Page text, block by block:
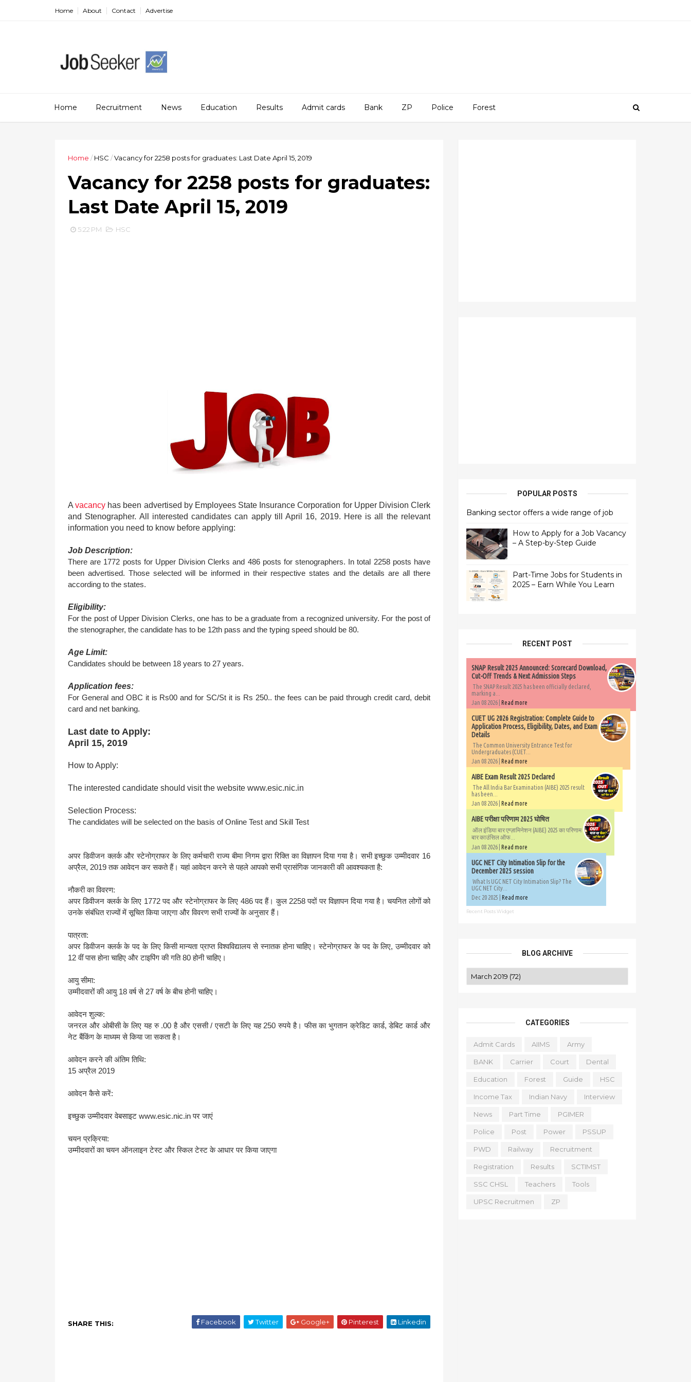
Home About Contact Advertise
Home Recruitment News Education Results Admit cards Bank ZP Police Forest
Home / HSC /Vacancy for 2258 posts for graduates: Last Date April 15, 2019
Vacancy for 2258 posts for graduates:
Last Date April 15, 2019
5:22 PM HSC
Avacancy has been advertised by Employees State Insurance Corporation for Upper Division Clerk
and Stenographer. All interested candidates can apply till April 16, 2019. Here is all the relevant
information you need to know before applying:
Job Description:
There are 1772 posts for Upper Division Clerks and 486 posts for stenographers. In total 2258 posts have
been advertised. Those selected will be informed in their respective states and the details are all there
according to the states.
Eligibility:
For the post of Upper Division Clerks, one has to be a graduate from a recognized university. For the post of
the stenographer, the candidate has to be 12th pass and the typing speed should be 80.
Age Limit:
Candidates should be between 18 years to 27 years.
Application fees:
For General and OBC it is Rs00 and for SC/St it is Rs 250.. the fees can be paid through credit card, debit
card and net banking.
Last date to Apply:
April 15, 2019
How to Apply:
The interested candidate should visit the website www.esic.nic.in
Selection Process:
The candidates will be selected on the basis of Online Test and Skill Test
अपर डिवीजन क्लर्क और स्टेनोग्राफर के लिए कर्मचारी राज्य बीमा निगम द्वारा रिक्ति का विज्ञापन दिया गया है। सभी इच्छुक उम्मीदवार 16
अप्रैल, 2019 तक आवेदन कर सकते हैं। यहां आवेदन करने से पहले आपको सभी प्रासंगिक जानकारी की आवश्यकता है:
नौकरी का विवरण:
अपर डिवीजन क्लर्क के लिए 1772 पद और स्टेनोग्राफर के लिए 486 पद हैं। कुल 2258 पदों पर विज्ञापन दिया गया है। चयनित लोगों को
उनके संबंधित राज्यों में सूचित किया जाएगा और विवरण सभी राज्यों के अनुसार हैं।
पात्रता:
अपर डिवीजन क्लर्क के पद के लिए किसी मान्यता प्राप्त विश्वविद्यालय से स्नातक होना चाहिए। स्टेनोग्राफर के पद के लिए, उम्मीदवार को
12 वीं पास होना चाहिए और टाइपिंग की गति 80 होनी चाहिए।
आयु सीमा:
उम्मीदवारों की आयु 18 वर्ष से 27 वर्ष के बीच होनी चाहिए।
आवेदन शुल्क:
जनरल और ओबीसी के लिए यह रु .00 है और एससी / एसटी के लिए यह 250 रुपये है। फीस का भुगतान क्रेडिट कार्ड, डेबिट कार्ड और
नेट बैंकिंग के माध्यम से किया जा सकता है।
आवेदन करने की अंतिम तिथि:
15 अप्रैल 2019
आवेदन कैसे करें:
इच्छुक उम्मीदवार वेबसाइट www.esic.nic.in पर जाएं
चयन प्रक्रिया:
उम्मीदवारों का चयन ऑनलाइन टेस्ट और स्किल टेस्ट के आधार पर किया जाएगा
SHARE THIS: Facebook Twitter Google+ Pinterest Linkedin
POPULAR POSTS
Banking sector offers a wide range of job
How to Apply for a Job Vacancy
– A Step-by-Step Guide
Part-Time Jobs for Students in
2025 – Earn While You Learn
RECENT POST
SNAP Result 2025 Announced: Scorecard Download,
Cut-Off Trends & Next Admission Steps
The SNAP Result 2025 has been officially declared,
marking a...
Jan 08 2026 | Read more
CUET UG 2026 Registration: Complete Guide to
Application Process, Eligibility, Dates, and Exam
Details
The Common University Entrance Test for
Undergraduates (CUET...
Jan 08 2026 | Read more
AIBE Exam Result 2025 Declared
The All India Bar Examination (AIBE) 2025 result
has been...
Jan 08 2026 | Read more
AIBE परीक्षा परिणाम 2025 घोषित
ऑल इंडिया बार एग्ज़ामिनेशन (AIBE) 2025 का परिणाम
बार काउंसिल ऑफ...
Jan 08 2026 | Read more
UGC NET City Intimation Slip for the
December 2025 session
What Is UGC NET City Intimation Slip? The
UGC NET City...
Dec 20 2025 | Read more
Recent Posts Widget
BLOG ARCHIVE
CATEGORIES
Admit Cards AIIMS Army
BANK Carrier Court Dental
Education Forest Guide HSC
Income Tax Indian Navy Interview
News Part Time PGIMER
Police Post Power PSSUP
PWD Railway Recruitment
Registration Results SCTIMST
SSC CHSL Teachers Tools
UPSC Recruitmen ZP